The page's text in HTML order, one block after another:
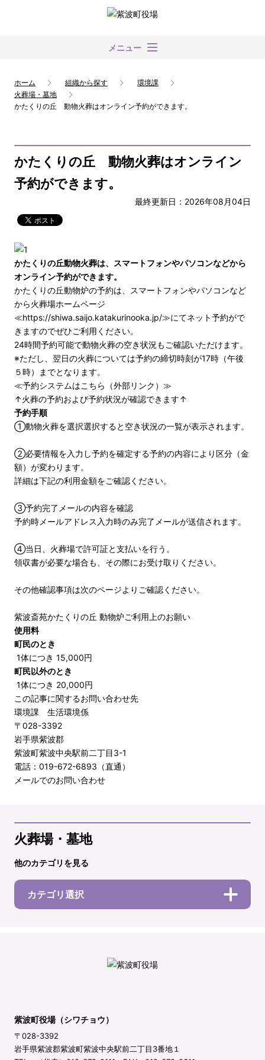
メニュー
ホーム 組織から探す
環境課
火葬場・墓地
かたくりの丘 動物火葬はオンライン予約ができます。
かたくりの丘 動物火葬はオンライン
予約ができます。
最終更新日：2026年08月04日
かたくりの丘動物火葬は、スマートフォンやパソコンなどから
オンライン予約ができます。
かたくりの丘動物炉の予約は、スマートフォンやパソコンなど
から火葬場ホームページ
≪https://shiwa.saijo.katakurinooka.jp/≫にてネット予約がで
きますのでぜひご利用ください。
24時間予約可能で動物火葬の空き状況もご確認いただけます。
※ただし、翌日の火葬については予約の締切時刻が17時（午後
５時）までとなります。
≪予約システムはこちら（外部リンク） ≫
↑火葬の予約および予約状況が確認できます↑
予約手順
①動物火葬を選択選択すると空き状況の一覧が表示されます。
②必要情報を入力し予約を確定する予約の内容により区分（金
額）が変わります。
詳細は下記の利用金額をご確認ください。
③予約完了メールの内容を確認
予約時メールアドレス入力時のみ完了メールが送信されます。
④当日、火葬場で許可証と支払いを行う。
領収書が必要な場合も、その際にお受け取りください。
その他確認事項は次のページよりご確認ください。
紫波斎苑かたくりの丘 動物炉ご利用上のお願い
使用料
町民のとき
1体につき 15,000円
町民以外のとき
1体につき 20,000円
この記事に関するお問い合わせ先
環境課 生活環境係
〒028-3392
岩手県紫波郡
紫波町紫波中央駅前二丁目3-1
電話：019-672-6893（直通）
メールでのお問い合わせ
火葬場・墓地
他のカテゴリを見る
カテゴリ選択
紫波町役場（シワチョウ）
〒028-3392
岩手県紫波郡紫波町紫波中央駅前二丁目3番地１